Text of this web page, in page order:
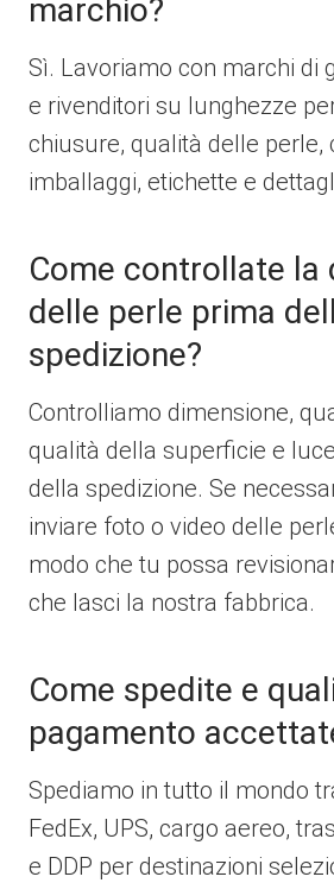
marchio?
Sì. Lavoriamo con marchi di
e rivenditori su lunghezze
chiusure, qualità delle perle,
imballaggi, etichette e
Come controllate la
delle perle prima
spedizione?
Controlliamo dimensione,
qualità della superficie e
della spedizione. Se
inviare foto o video delle
modo che tu possa
che lasci la nostra fabbrica.
Come spedite e
pagamento
Spediamo in tutto il mondo
FedEx, UPS, cargo aereo,
e DDP per destinazioni